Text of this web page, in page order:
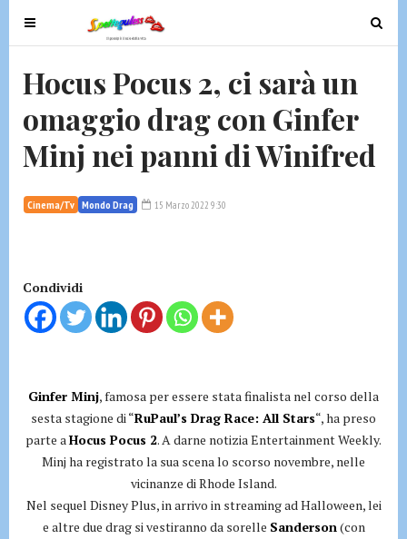
T
o
g
e
n
v
i
t
o
T
o
Hocus Pocus 2, ci sarà un
omaggio drag con Ginfer
Minj nei panni di Winifred
Cinema/Tv Mondo Drag 15 Marzo 2022 9:30
Condividi
Ginfer Minj, famosa per essere stata finalista nel corso della
sesta stagione di “RuPaul’s Drag Race: All Stars“, ha preso
parte aHocus Pocus 2. A darne notizia Entertainment Weekly.
Minj ha registrato la sua scena lo scorso novembre, nelle
vicinanze di Rhode Island.
Nel sequel Disney Plus, in arrivo in streaming ad Halloween, lei
e altre due drag si vestiranno da sorelle Sanderson(con